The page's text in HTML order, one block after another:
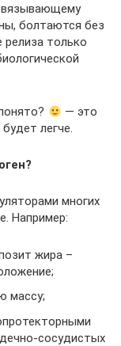
болтаются без
только
— это
легче.
многих
Например:
жира –
массу;
сосудистых